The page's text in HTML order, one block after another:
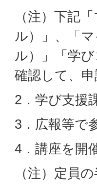
（注）下記
ル）」、「
ル）」「学
確認して、
2．学び支援
3．広報等で
4．講座を開
（注）定員